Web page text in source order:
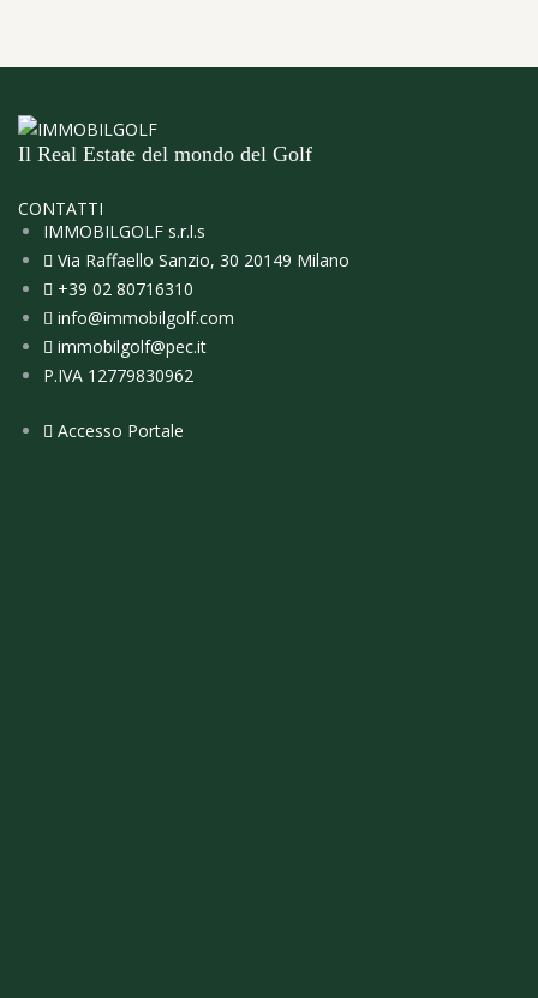
Il Real Estate del mondo del Golf
CONTATTI
IMMOBILGOLF s.r.l.s
Via Raffaello Sanzio, 30 20149 Milano
+39 02 80716310
info@immobilgolf.com
immobilgolf@pec.it
P.IVA 12779830962
Accesso Portale